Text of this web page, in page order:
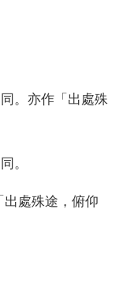
。亦作「出處殊
。
出處殊途，俯仰